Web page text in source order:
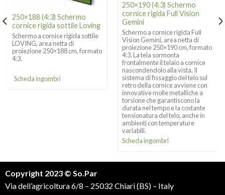
250×188 (4:3) Schermo
cornice rigida sottile Loving
Schermo a cornice rigida sottile
LOVING, area netta di
proiezione 250×188 cm, formato
4:3.
Scheda ingombri
250×190 (4:3) Schermo
cornice rigida Full Vision
Gemini
Schermo a cornice rigida Full
Vision Gemini, area netta di
proiezione 250×190 cm, formato
4:3. La tela sormonta
frontalmente il telaio a cornice
nascondendolo alla vista. Il
sistema di fissaggio del telo sul
retro della cornice avviene con
innovative molle metalliche a
torsione che garantiscono la
durata nel tempo e la costante
tensionatura del telo, anche in
ambienti con temperature
variabili.
Scheda ingombri
Copyright 2023 © So.Par
Via dell’agricoltura 6/8 – 25032 Chiari (BS) – Italy